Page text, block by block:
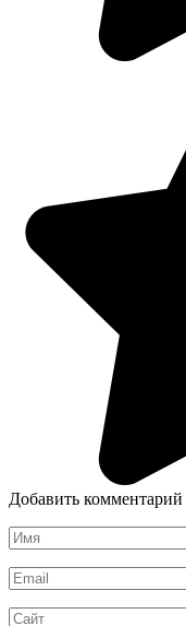
Добавить комментарий
Имя
*
Email
*
Сайт